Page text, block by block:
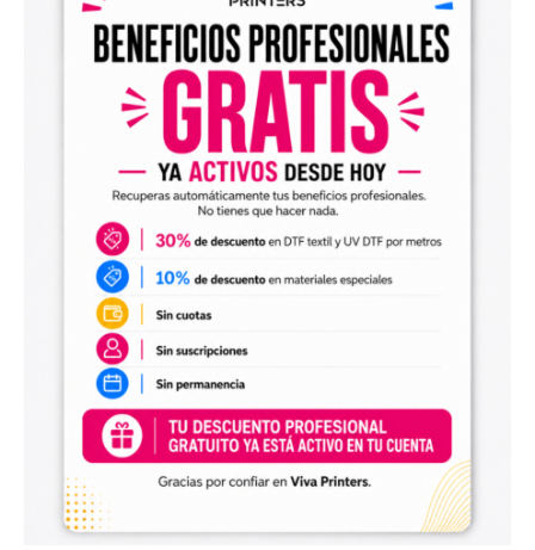
Diseños digitales para impresión UV DTF
También encontrarás diseños digitales para UV DTF
perfectos para personalizar vasos, botellas, termos, cajas,
envases, artículos promocionales y otras superficies rígidas
Estos diseños permiten incorporar nuevas opciones a tu
catálogo de personalización de objetos y preparar
producciones propias utilizando tu impresora UV DTF o tu
proveedor habitual de impresión.
Archivos digitales para negocios de
personalización
Comprar diseños digitales es una solución práctica para
profesionales que quieren ahorrar tiempo, renovar su
catálogo y ofrecer más variedad de productos a sus
clientes. Podrás escoger diseños de diferentes estilos,
temáticas, temporadas y públicos.